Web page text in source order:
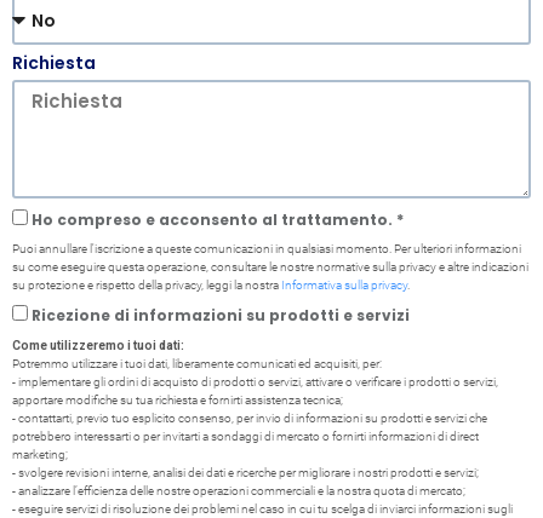
Richiesta
Ho compreso e acconsento al trattamento. *
Puoi annullare l'iscrizione a queste comunicazioni in qualsiasi momento. Per ulteriori informazioni
su come eseguire questa operazione, consultare le nostre normative sulla privacy e altre indicazioni
su protezione e rispetto della privacy, leggi la nostra Informativa sulla privacy.
Ricezione di informazioni su prodotti e servizi
Come utilizzeremo i tuoi dati:
Potremmo utilizzare i tuoi dati, liberamente comunicati ed acquisiti, per:
- implementare gli ordini di acquisto di prodotti o servizi, attivare o verificare i prodotti o servizi,
apportare modifiche su tua richiesta e fornirti assistenza tecnica;
- contattarti, previo tuo esplicito consenso, per invio di informazioni su prodotti e servizi che
potrebbero interessarti o per invitarti a sondaggi di mercato o fornirti informazioni di direct
marketing;
- svolgere revisioni interne, analisi dei dati e ricerche per migliorare i nostri prodotti e servizi;
- analizzare l’efficienza delle nostre operazioni commerciali e la nostra quota di mercato;
- eseguire servizi di risoluzione dei problemi nel caso in cui tu scelga di inviarci informazioni sugli